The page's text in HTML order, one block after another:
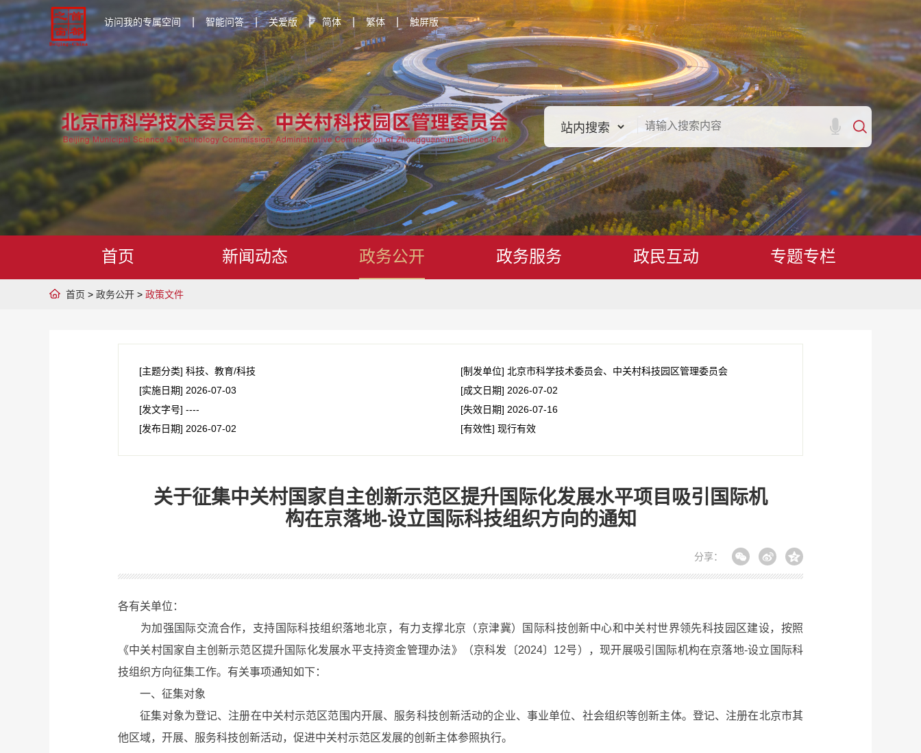
访问我的专属空间 智能问答 | 关爱版 | 简体 | 繁体 触屏版
首页 新闻动态 政务公开 政务服务 政民互动 专题专栏
首页 > 政务公开 > 政策文件
[主题分类] 科技、教育/科技 [制发单位] 北京市科学技术委员会、中关村科技园区管理委员会
[实施日期] 2026-07-03 [成文日期] 2026-07-02
[发文字号] ---- [失效日期] 2026-07-16
[发布日期] 2026-07-02 [有效性] 现行有效
关于征集中关村国家自主创新示范区提升国际化发展水平项目吸引国际机
构在京落地-设立国际科技组织方向的通知
分享：
各有关单位：
为加强国际交流合作，支持国际科技组织落地北京，有力支撑北京（京津冀）国际科技创新中心和中关村世界领先科技园区建设，按照
《中关村国家自主创新示范区提升国际化发展水平支持资金管理办法》（京科发〔2024〕12号），现开展吸引国际机构在京落地-设立国际科
技组织方向征集工作。有关事项通知如下：
一、征集对象
征集对象为登记、注册在中关村示范区范围内开展、服务科技创新活动的企业、事业单位、社会组织等创新主体。登记、注册在北京市其
他区域，开展、服务科技创新活动，促进中关村示范区发展的创新主体参照执行。